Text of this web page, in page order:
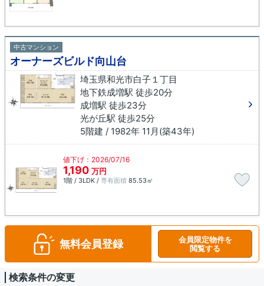
中古マンション
オーナーズビルド向山台
埼玉県和光市白子１丁目
地下鉄成増駅 徒歩20分
成増駅 徒歩23分
光が丘駅 徒歩25分
5階建 / 1982年 11月(築43年)
値下げ：2026/07/16
1,190 万円
1階 / 3LDK / 専有面積 85.53㎡
無料会員登録
会員限定物件を
閲覧する
検索条件の変更